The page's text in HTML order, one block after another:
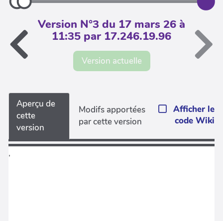
Version N°3 du 17 mars 26 à
11:35 par 17.246.19.96
Version actuelle
Aperçu de
cette
version
Modifs apportées
par cette version
Afficher le
code Wiki